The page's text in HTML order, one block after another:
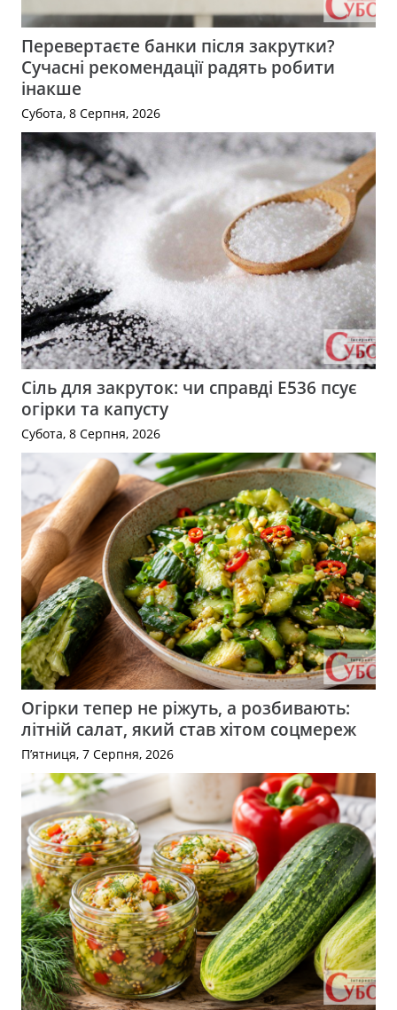
Перевертаєте банки після закрутки?
Сучасні рекомендації радять робити
інакше
Субота, 8 Серпня, 2026
Сіль для закруток: чи справді Е536 псує
огірки та капусту
Субота, 8 Серпня, 2026
Огірки тепер не ріжуть, а розбивають:
літній салат, який став хітом соцмереж
П’ятниця, 7 Серпня, 2026